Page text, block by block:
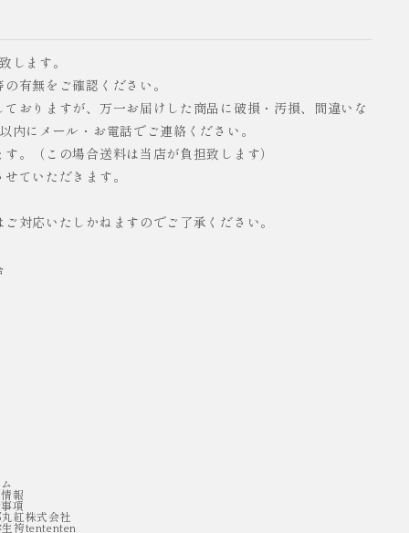
します。
有無をご確認ください。
おりますが、万一お届けした商品に破損・汚損、間違いな
内にメール・お電話でご連絡ください。
。（この場合送料は当店が負担致します）
ていただきます。
対応いたしかねますのでご了承ください。
報
項
丸紅株式会社
生袴tententen